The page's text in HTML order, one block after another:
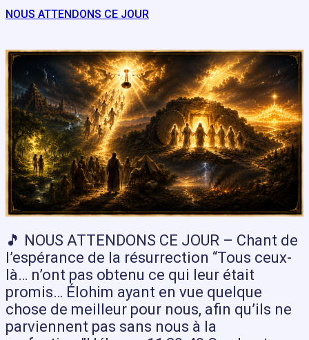
NOUS ATTENDONS CE JOUR
🎵 NOUS ATTENDONS CE JOUR – Chant de
l’espérance de la résurrection “Tous ceux-
là… n’ont pas obtenu ce qui leur était
promis… Élohim ayant en vue quelque
chose de meilleur pour nous, afin qu’ils ne
parviennent pas sans nous à la